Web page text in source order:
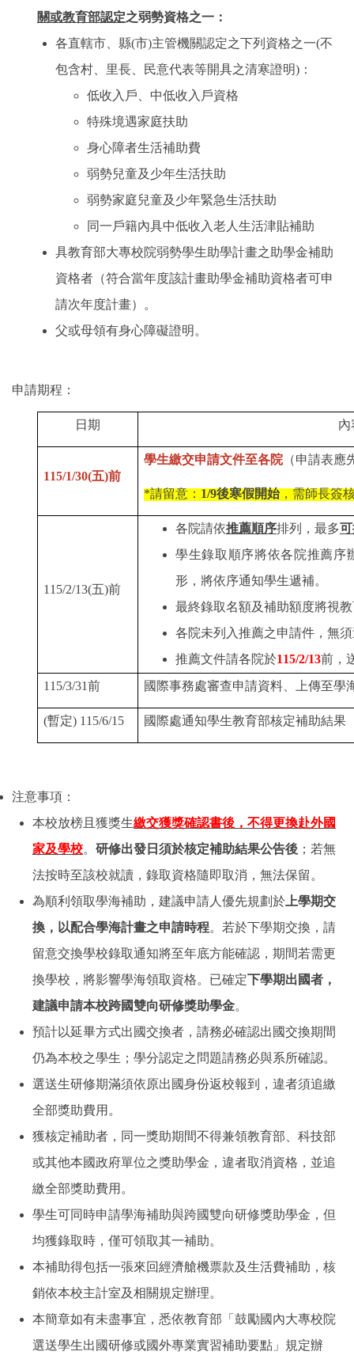
關或教育部認定之弱勢資格之一：
各直轄市、縣(市)主管機關認定之下列資格之一(不
包含村、里長、民意代表等開具之清寒證明) ：
低收入戶、中低收入戶資格
特殊境遇家庭扶助
身心障者生活補助費
弱勢兒童及少年生活扶助
弱勢家庭兒童及少年緊急生活扶助
同一戶籍內具中低收入老人生活津貼補助
具教育部大專校院弱勢學生助學計畫之助學金補助
資格者（符合當年度該計畫助學金補助資格者可申
請次年度計畫）。
父或母領有身心障礙證明。
申請期程：
日期 內
115/1/30(五)前
學生繳交申請文件至各院（申請表應
*請留意： 1/9後寒假開始 ，需師長簽
115/2/13(五)前
各院請依推薦順序排列，最多
學生錄取順序將依各院推薦序
形，將依序通知學生遞補。
最終錄取名額及補助額度將視
各院未列入推薦之申請件，無
推薦文件請各院於115/2/13前，
115/3/31前 國際事務處審查申請資料、上傳至學
(暫定) 115/6/15 國際處通知學生教育部核定補助結果
注意事項：
本校放榜且獲獎生繳交獲獎確認書後，不得更換赴外國
家及學校。 研修出發日須於核定補助結果公告後 ；若無
法按時至該校就讀，錄取資格隨即取消，無法保留。
為順利領取學海補助，建議申請人優先規劃於上學期交
換，以配合學海計畫之申請時程。若於下學期交換，請
留意交換學校錄取通知將至年底方能確認，期間若需更
換學校，將影響學海領取資格。已確定 下學期出國者，
建議申請本校跨國雙向研修獎助學金。
預計以延畢方式出國交換者，請務必確認出國交換期間
仍為本校之學生；學分認定之問題請務必與系所確認。
選送生研修期滿須依原出國身份返校報到，違者須追繳
全部獎助費用。
獲核定補助者，同一獎助期間不得兼領教育部、科技部
或其他本國政府單位之獎助學金，違者取消資格，並追
繳全部獎助費用。
學生可同時申請學海補助與跨國雙向研修獎助學金，但
均獲錄取時，僅可領取其一補助。
本補助得包括一張來回經濟艙機票款及生活費補助，核
銷依本校主計室及相關規定辦理。
本簡章如有未盡事宜，悉依教育部「鼓勵國內大專校院
選送學生出國研修或國外專業實習補助要點」規定辦